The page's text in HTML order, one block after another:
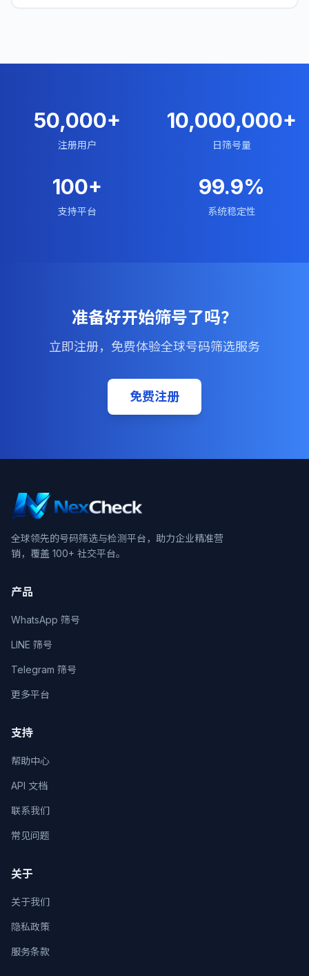
50,000+
注册用户
10,000,000+
日筛号量
100+
支持平台
99.9%
系统稳定性
准备好开始筛号了吗？
立即注册，免费体验全球号码筛选服务
免费注册
全球领先的号码筛选与检测平台，助力企业精准营
销，覆盖 100+ 社交平台。
产品
WhatsApp 筛号
LINE 筛号
Telegram 筛号
更多平台
支持
帮助中心
API 文档
联系我们
常见问题
关于
关于我们
隐私政策
服务条款